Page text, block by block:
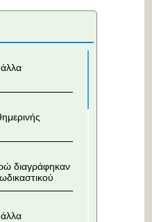
άλλα
διαγράφηκαν
άλλα